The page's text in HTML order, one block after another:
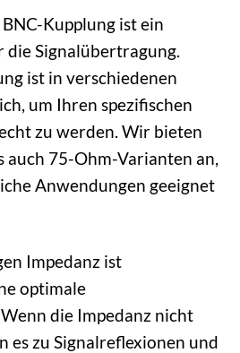
Kupplung ist ein
Signalübertragung.
ist in verschiedenen
um Ihren spezifischen
zu werden. Wir bieten
auch 75-Ohm-Varianten an,
Anwendungen geeignet
Impedanz ist
optimale
die Impedanz nicht
es zu Signalreflexionen und